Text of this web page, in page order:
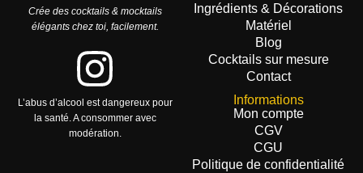
Crée des cocktails & mocktails
élégants chez toi, facilement.
L’abus d’alcool est dangereux pour
la santé. A consommer avec
modération.
Ingrédients & Décorations
Matériel
Blog
Cocktails sur mesure
Contact
Informations
Mon compte
CGV
CGU
Politique de confidentialité